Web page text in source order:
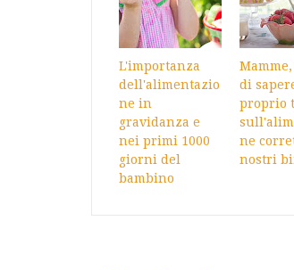
L'importanza
dell'alimentazio
ne in
gravidanza e
nei primi 1000
giorni del
bambino
di
proprio
ne
nostri